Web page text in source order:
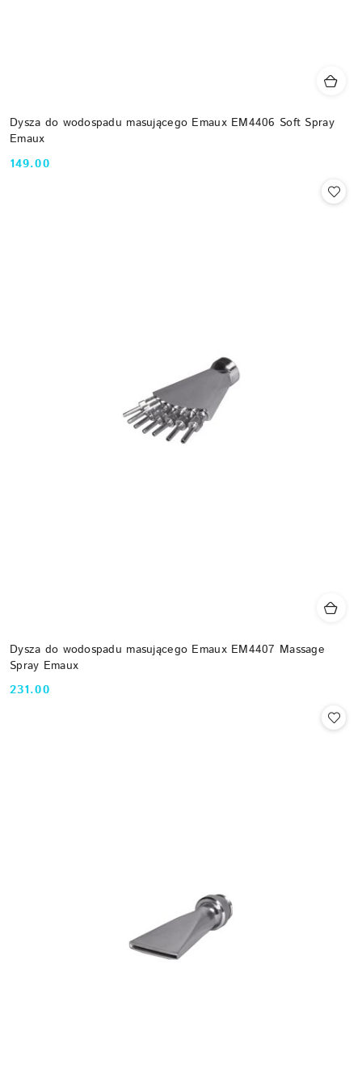
Dysza do wodospadu masującego Emaux EM4406 Soft Spray
Emaux
Cena:
149.00
Dysza do wodospadu masującego Emaux EM4407 Massage
Spray Emaux
Cena:
231.00